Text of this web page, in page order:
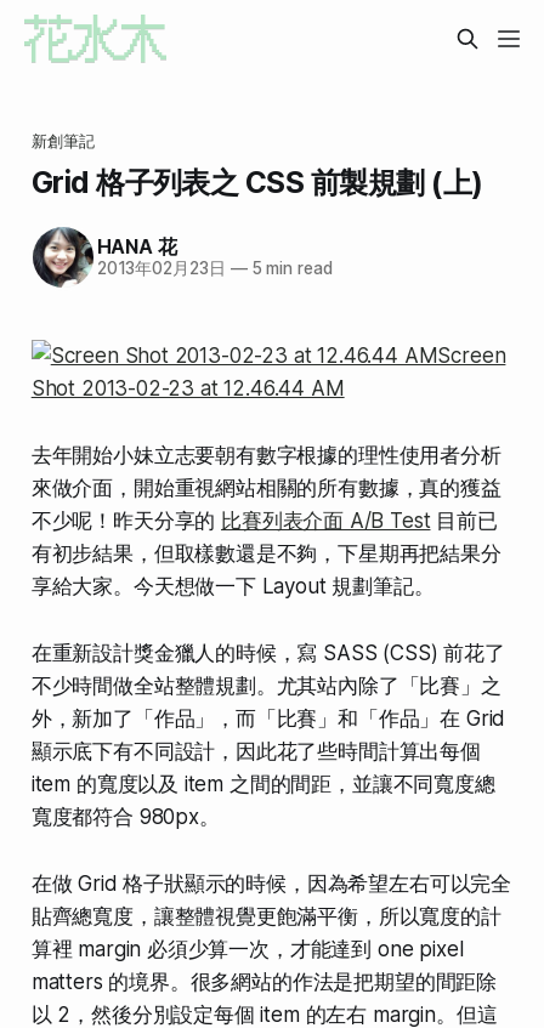
新創筆記
Grid 格子列表之 CSS 前製規劃 (上)
HANA 花
2013年02月23日 —5 min read
去年開始小妹立志要朝有數字根據的理性使用者分析
來做介面，開始重視網站相關的所有數據，真的獲益
不少呢！昨天分享的 比賽列表介面 A/B Test目前已
有初步結果，但取樣數還是不夠，下星期再把結果分
享給大家。今天想做一下 Layout 規劃筆記。
在重新設計獎金獵人的時候，寫 SASS (CSS) 前花了
不少時間做全站整體規劃。尤其站內除了「比賽」之
外，新加了「作品」，而「比賽」和「作品」在 Grid
顯示底下有不同設計，因此花了些時間計算出每個
item 的寬度以及 item 之間的間距，並讓不同寬度總
寬度都符合 980px。
在做 Grid 格子狀顯示的時候，因為希望左右可以完全
貼齊總寬度，讓整體視覺更飽滿平衡，所以寬度的計
算裡 margin 必須少算一次，才能達到 one pixel
matters 的境界。很多網站的作法是把期望的間距除
以 2，然後分別設定每個 item 的左右 margin。但這